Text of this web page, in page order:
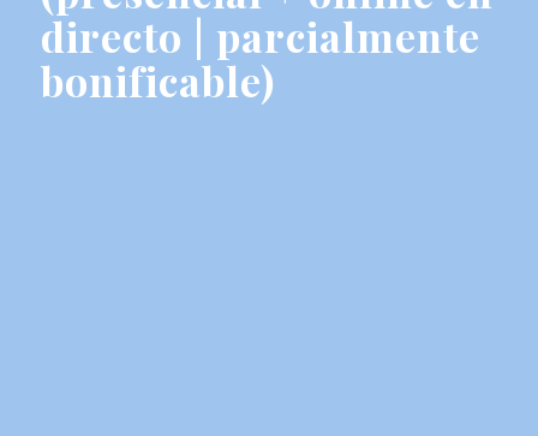
directo | parcialmente
bonificable)